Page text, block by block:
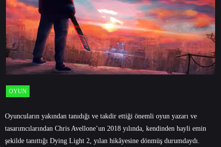
OYUN
Oyuncuların yakından tanıdığı ve takdir ettiği önemli oyun yazarı ve
tasarımcılarından Chris Avellone’un 2018 yılında, kendinden hayli emin
şekilde tanıttığı Dying Light 2, yılan hikâyesine dönmüş durumdaydı.